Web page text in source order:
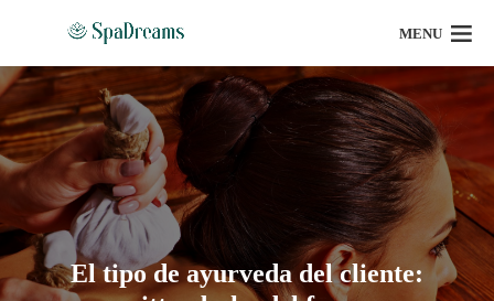
MENU
El tipo de ayurveda del cliente: